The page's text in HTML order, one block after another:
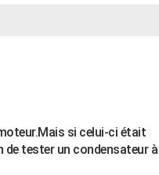
si celui-ci était
tester un condensateur à